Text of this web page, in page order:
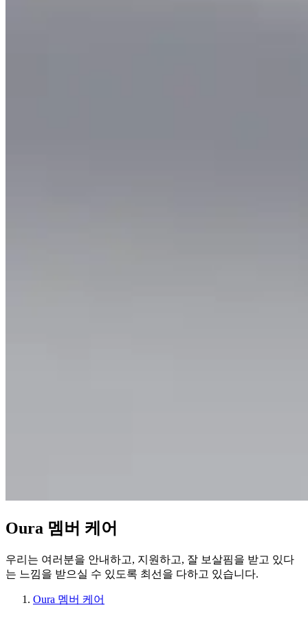
Oura 멤버 케어
우리는 여러분을 안내하고, 지원하고, 잘 보살핌을 받고 있다
는 느낌을 받으실 수 있도록 최선을 다하고 있습니다.
Oura 멤버 케어